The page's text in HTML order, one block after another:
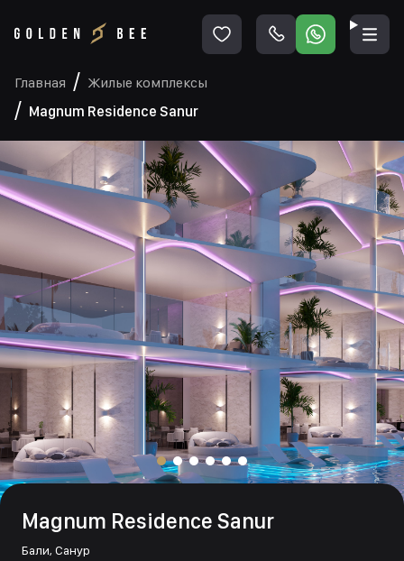
Главная
Жилые комплексы
Magnum Residence Sanur
Magnum Residence Sanur
Бали, Санур